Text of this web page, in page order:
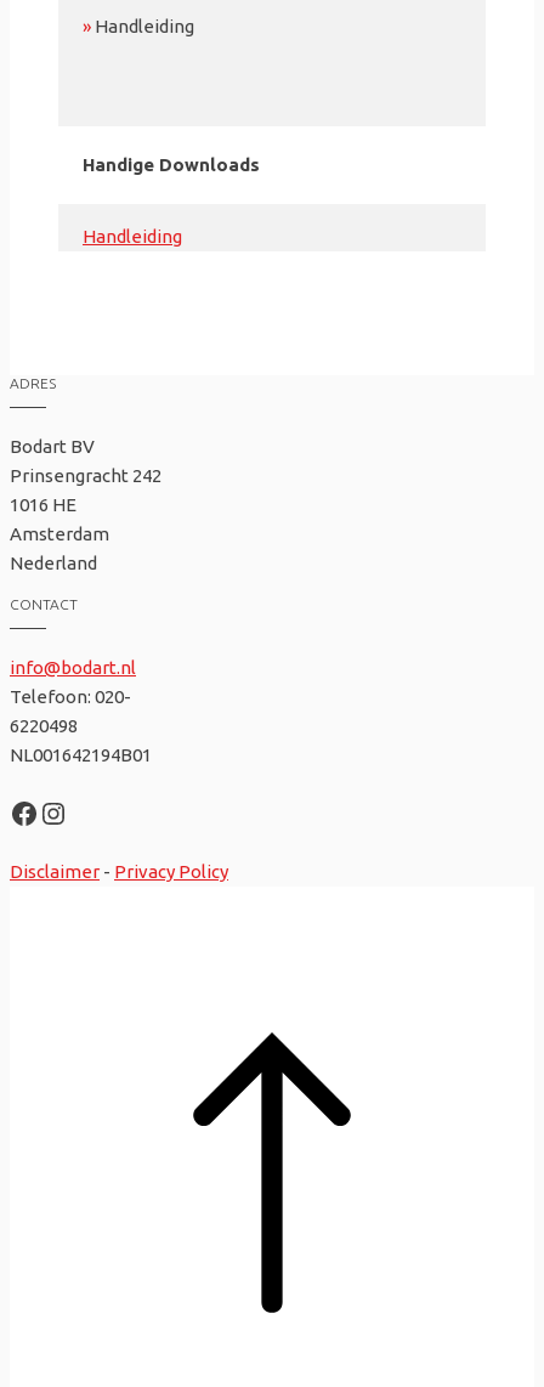
» Handleiding
Handige Downloads
Handleiding
ADRES
Bodart BV
Prinsengracht 242
1016 HE
Amsterdam
Nederland
CONTACT
info@bodart.nl
Telefoon: 020-
6220498
NL001642194B01
Facebook
Instagram
Disclaimer - Privacy Policy